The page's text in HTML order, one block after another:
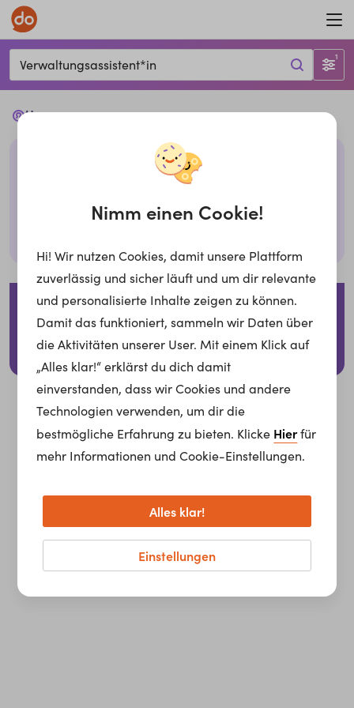
Verwaltungsassistent*in 1
Ups...
Leider haben wir keine passenden Jobs mit den
gegebenen Filtern. Bitte überprüfe deine Eingabe
oder probiere es mit anderen Filtern,
Impressum Datenschutzerklärung
Für Arbeitgeber
© 2026 whatchado GmbH.
Nimm einen Cookie!
Hi! Wir nutzen Cookies, damit unsere Plattform
zuverlässig und sicher läuft und um dir relevante
und personalisierte Inhalte zeigen zu können.
Damit das funktioniert, sammeln wir Daten über
die Aktivitäten unserer User. Mit einem Klick auf
„Alles klar!“ erklärst du dich damit
einverstanden, dass wir Cookies und andere
Technologien verwenden, um dir die
bestmögliche Erfahrung zu bieten. Klicke Hierfür
mehr Informationen und Cookie-Einstellungen.
Einstellungen
Alles klar!